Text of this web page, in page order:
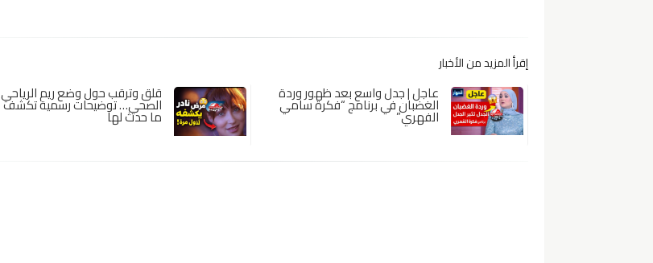
إقرأ المزيد من الأخبار
عاجل | جدل واسع بعد ظهور وردة
الغضبان في برنامج “فكرة سامي
الفهري”
قلق وترقب حول وضع ريم الرياحي
الصحي… توضيحات رسمية تكشف
ما حدث لها